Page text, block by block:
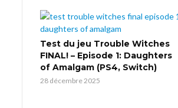
Test du jeu Trouble Witches
FINAL! – Episode 1: Daughters
of Amalgam (PS4, Switch)
28 décembre 2025